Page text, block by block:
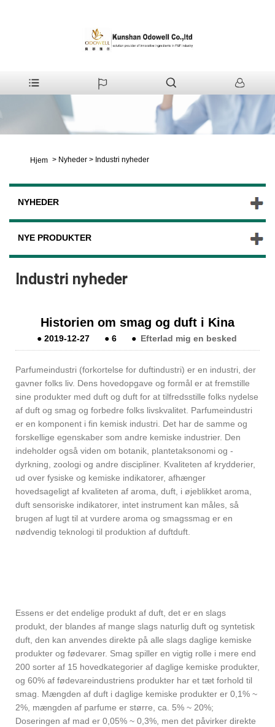
Hjem > Nyheder > Industri nyheder
NYHEDER
NYE PRODUKTER
Industri nyheder
Historien om smag og duft i Kina
● 2019-12-27 ● 6 ● Efterlad mig en besked
Parfumeindustri (forkortelse for duftindustri) er en industri, der
gavner folks liv. Dens hovedopgave og formål er at fremstille
sine produkter med duft og duft for at tilfredsstille folks nydelse
af duft og smag og forbedre folks livskvalitet. Parfumeindustri
er en komponent i fin kemisk industri. Det har de samme og
forskellige egenskaber som andre kemiske industrier. Den
indeholder også viden om botanik, plantetaksonomi og -
dyrkning, zoologi og andre discipliner. Kvaliteten af ​​krydderier,
ud over fysiske og kemiske indikatorer, afhænger
hovedsageligt af kvaliteten af ​​aroma, duft, i øjeblikket aroma,
duft sensoriske indikatorer, intet instrument kan måles, så
brugen af ​​lugt til at vurdere aroma og smagssmag er en
nødvendig teknologi til produktion af duftduft.
Essens er det endelige produkt af duft, det er en slags
produkt, der blandes af mange slags naturlig duft og syntetisk
duft, den kan anvendes direkte på alle slags daglige kemiske
produkter og fødevarer. Smag spiller en vigtig rolle i mere end
200 sorter af 15 hovedkategorier af daglige kemiske produkter,
og 60% af fødevareindustriens produkter har et tæt forhold til
smag. Mængden af ​​duft i daglige kemiske produkter er 0,1% ~
2%, mængden af ​​parfume er større, ca. 5% ~ 20%;
Doseringen af ​​mad er 0,05% ~ 0,3%, men det påvirker direkte